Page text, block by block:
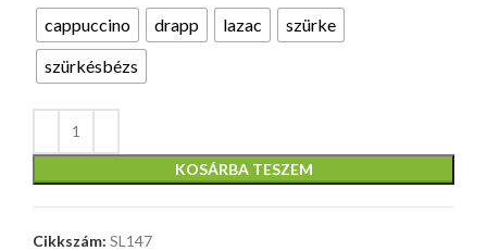
cappuccino
drapp lazac
szürke
szürkésbézs
KOSÁRBA TESZEM
Cikkszám: SL147